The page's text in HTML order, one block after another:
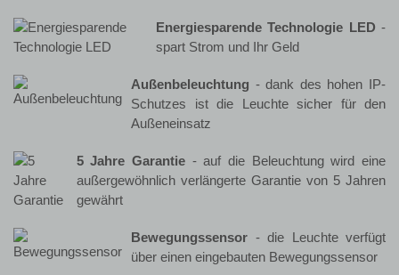
Energiesparende Technologie LED -
spart Strom und Ihr Geld
Außenbeleuchtung - dank des hohen IP-
Schutzes ist die Leuchte sicher für den
Außeneinsatz
5 Jahre Garantie - auf die Beleuchtung wird eine
außergewöhnlich verlängerte Garantie von 5 Jahren
gewährt
Bewegungssensor - die Leuchte verfügt
über einen eingebauten Bewegungssensor